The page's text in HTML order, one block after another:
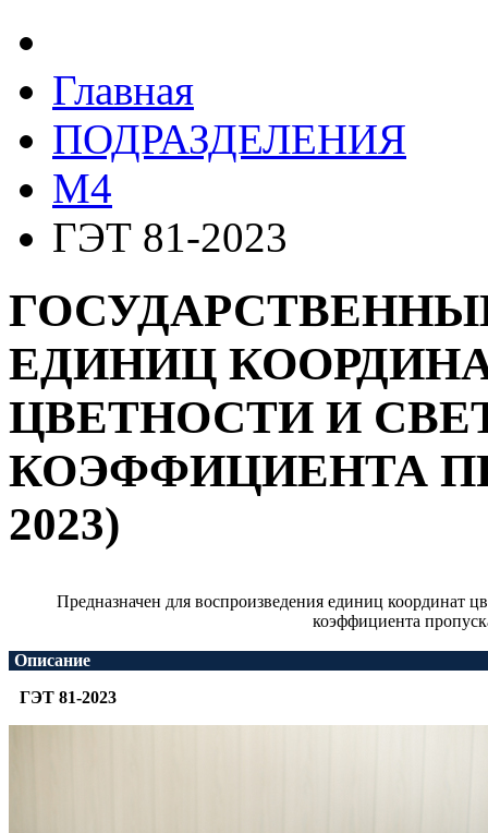
Главная
ПОДРАЗДЕЛЕНИЯ
M4
ГЭТ 81-2023
ЕДИНИЦ
ЦВЕТНОСТИ И
КОЭФФИЦИЕНТА
2023)
Предназначен для воспроизведения единиц координат
коэффициента
Описание
ГЭТ 81-2023